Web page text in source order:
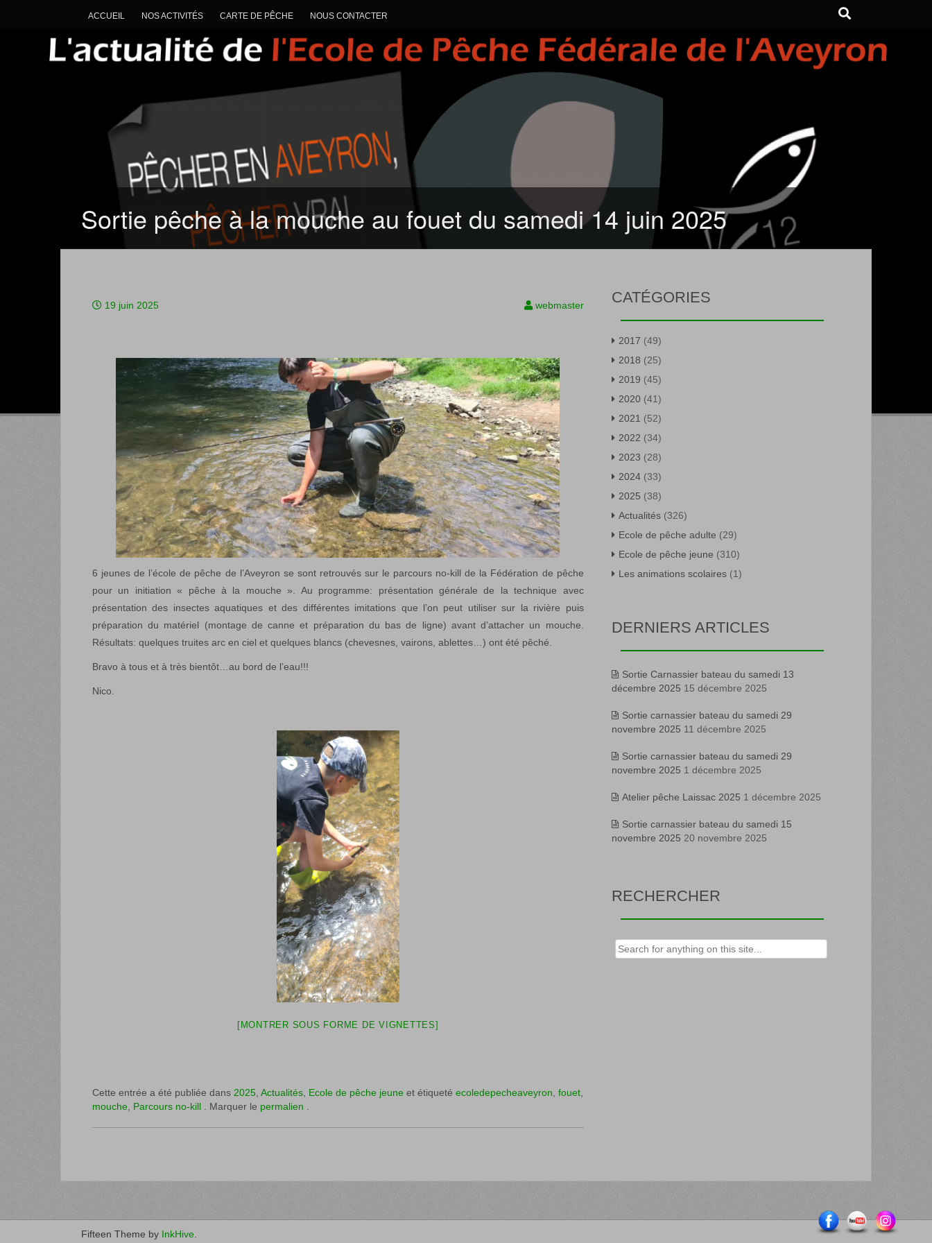
ACCUEIL NOS ACTIVITÉS CARTE DE PÊCHE NOUS CONTACTER
Sortie pêche à la mouche au fouet du samedi 14 juin 2025
19 juin 2025 webmaster
6 jeunes de l’école de pêche de l’Aveyron se sont retrouvés sur le parcours no-kill de la Fédération de pêche
pour un initiation « pêche à la mouche ». Au programme: présentation générale de la technique avec
présentation des insectes aquatiques et des différentes imitations que l’on peut utiliser sur la rivière puis
préparation du matériel (montage de canne et préparation du bas de ligne) avant d’attacher un mouche.
Résultats: quelques truites arc en ciel et quelques blancs (chevesnes, vairons, ablettes…) ont été pêché.
Bravo à tous et à très bientôt…au bord de l’eau!!!
Nico.
[MONTRER SOUS FORME DE VIGNETTES]
Cette entrée a été publiée dans 2025, Actualités, Ecole de pêche jeune et étiqueté ecoledepecheaveyron, fouet,
mouche, Parcours no-kill . Marquer le permalien .
CATÉGORIES
2017 (49)
2018 (25)
2019 (45)
2020(41)
2021 (52)
2022 (34)
2023 (28)
2024(33)
2025 (38)
Actualités(326)
Ecole de pêche adulte (29)
Ecole de pêche jeune (310)
Les animations scolaires(1)
DERNIERS ARTICLES
Sortie Carnassier bateau du samedi 13
décembre 2025 15 décembre 2025
Sortie carnassier bateau du samedi 29
novembre 2025 11 décembre 2025
Sortie carnassier bateau du samedi 29
novembre 2025 1 décembre 2025
Atelier pêche Laissac 2025 1 décembre 2025
Sortie carnassier bateau du samedi 15
novembre 2025 20 novembre 2025
RECHERCHER
Rechercher :
Fifteen Theme by InkHive.